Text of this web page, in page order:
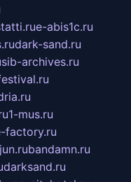
e-abis1c.ru
dark-sand.ru
sib-archives.ru
1-mus.ru
factory.ru
bandamn.ru
darksand.ru